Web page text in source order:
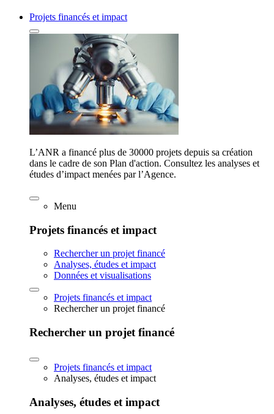
Projets financés et impact
L’ANR a financé plus de 30000 projets depuis sa création
dans le cadre de son Plan d'action. Consultez les analyses et
études d’impact menées par l’Agence.
Menu
Projets financés et impact
Rechercher un projet financé
Analyses, études et impact
Données et visualisations
Projets financés et impact
Rechercher un projet financé
Rechercher un projet financé
Projets financés et impact
Analyses, études et impact
Analyses, études et impact